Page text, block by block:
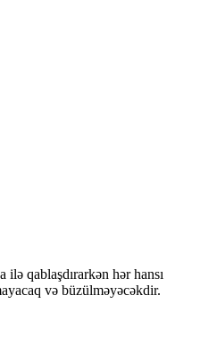
qablaşdırarkən hər hansı
və büzülməyəcəkdir.